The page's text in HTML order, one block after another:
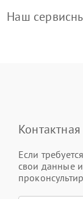
Наш
Если
свои данные